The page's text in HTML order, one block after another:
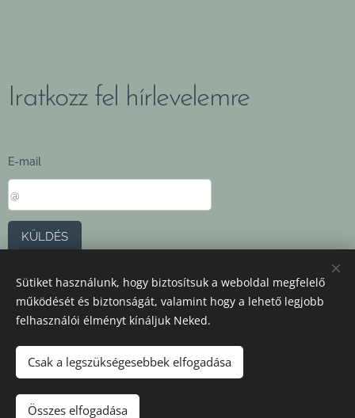
Iratkozz fel hírlevelemre
E-mail
KÜLDÉS
ÁSZF,Adatvédelmi szabályzat
Az oldalt aWebnodeműködteti
Sütiket használunk, hogy biztosítsuk a weboldal megfelelő
működését és biztonságát, valamint hogy a lehető legjobb
felhasználói élményt kínáljuk Neked.
Csak a legszükségesebbek elfogadása
Összes elfogadása